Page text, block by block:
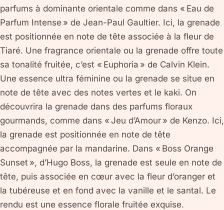
parfums à dominante orientale comme dans « Eau de
Parfum Intense » de Jean-Paul Gaultier. Ici, la grenade
est positionnée en note de tête associée à la fleur de
Tiaré. Une fragrance orientale ou la grenade offre toute
sa tonalité fruitée, c’est « Euphoria » de Calvin Klein.
Une essence ultra féminine ou la grenade se situe en
note de tête avec des notes vertes et le kaki. On
découvrira la grenade dans des parfums floraux
gourmands, comme dans « Jeu d’Amour » de Kenzo. Ici,
la grenade est positionnée en note de tête
accompagnée par la mandarine. Dans « Boss Orange
Sunset », d’Hugo Boss, la grenade est seule en note de
tête, puis associée en cœur avec la fleur d’oranger et
la tubéreuse et en fond avec la vanille et le santal. Le
rendu est une essence florale fruitée exquise.